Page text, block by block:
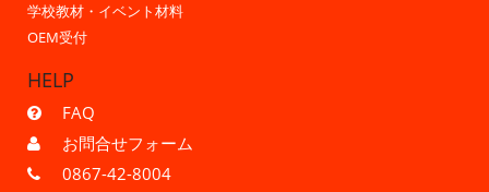
学校教材・イベント材料
OEM受付
HELP
FAQ
お問合せフォーム
0867-42-8004